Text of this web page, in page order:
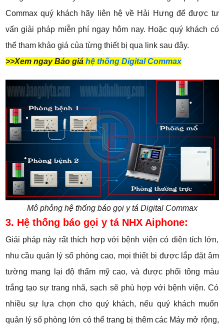
Commax quý khách hãy liên hệ về Hải Hưng để được tư
vấn giải pháp miễn phí ngay hôm nay. Hoặc quý khách có
thể tham khảo giá của từng thiết bị qua link sau đây.
>>Xem ngay Báo giá hệ thống Digital Commax
Mô phỏng hệ thống báo gọi y tá Digital Commax
3. Hệ thống báo gọi y tá NHX Aiphone:
Giải pháp này rất thích hợp với bệnh viện có diện tích lớn,
nhu cầu quản lý số phòng cao, mọi thiết bị được lắp đặt âm
tường mang lại độ thẩm mỹ cao, và được phối tông màu
trắng tạo sự trang nhã, sạch sẽ phù hợp với bệnh viện. Có
nhiều sự lựa chọn cho quý khách, nếu quý khách muốn
quản lý số phòng lớn có thể trang bị thêm các Máy mở rộng,